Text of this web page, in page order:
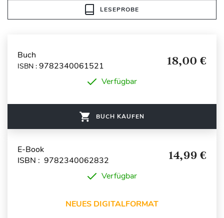
LESEPROBE
Buch
ISBN : 9782340061521 18,00 €
Verfügbar
BUCH KAUFEN
E-Book
ISBN : 9782340062832
14,99 €
Verfügbar
NEUES DIGITALFORMAT